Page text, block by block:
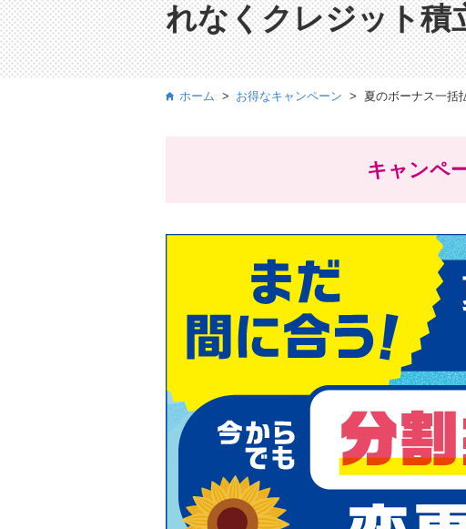
れなくクレジット積
ホーム お得なキャンペーン 夏のボーナス一括
キャンペ